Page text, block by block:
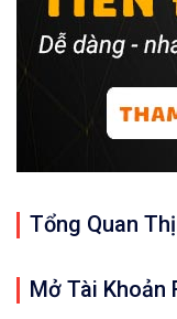
Tổng Quan
Mở Tài Khoản